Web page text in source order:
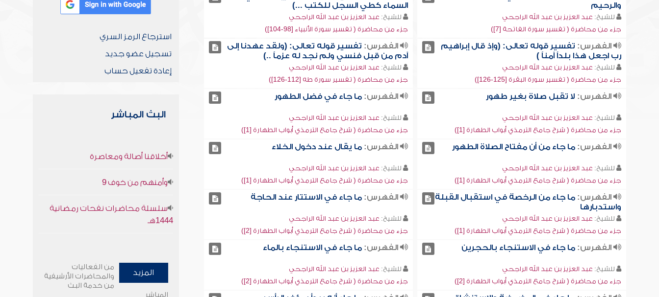
والرحيم
للشيخ: عبد العزيز بن عبد الله الراجحي
جزء من محاضرة ( تفسير سورة الفاتحة [7])
السماء كطي السجل للكتب ...)
للشيخ: عبد العزيز بن عبد الله الراجحي
جزء من محاضرة ( تفسير سورة الأنبياء [98-104])
الفهرس: تفسير قوله تعالى: (وإذ قال إبراهيم
رب اجعل هذا بلداً آمناً )
للشيخ: عبد العزيز بن عبد الله الراجحي
جزء من محاضرة ( تفسير سورة البقرة [125-126])
الفهرس: تفسير قوله تعالى: (ولقد عهدنا إلى
آدم من قبل فنسي ولم نجد له عزماً ..)
للشيخ: عبد العزيز بن عبد الله الراجحي
جزء من محاضرة ( تفسير سورة طه [112-126])
الفهرس: لا تقبل صلاة بغير طهور
للشيخ: عبد العزيز بن عبد الله الراجحي
جزء من محاضرة ( شرح جامع الترمذي أبواب الطهارة [1])
الفهرس: ما جاء في فضل الطهور
للشيخ: عبد العزيز بن عبد الله الراجحي
جزء من محاضرة ( شرح جامع الترمذي أبواب الطهارة [1])
الفهرس:ما جاء من أن مفتاح الصلاة الطهور
للشيخ: عبد العزيز بن عبد الله الراجحي
جزء من محاضرة ( شرح جامع الترمذي أبواب الطهارة [1])
الفهرس: ما يقال عند دخول الخلاء
للشيخ: عبد العزيز بن عبد الله الراجحي
جزء من محاضرة ( شرح جامع الترمذي أبواب الطهارة [1])
الفهرس:ما جاء من الرخصة في استقبال القبلة
واستدبارها
للشيخ: عبد العزيز بن عبد الله الراجحي
جزء من محاضرة ( شرح جامع الترمذي أبواب الطهارة [1])
الفهرس: ما جاء في الاستتار عند الحاجة
للشيخ: عبد العزيز بن عبد الله الراجحي
جزء من محاضرة ( شرح جامع الترمذي أبواب الطهارة [2])
الفهرس:ما جاء في الاستنجاء بالحجرين
للشيخ: عبد العزيز بن عبد الله الراجحي
جزء من محاضرة ( شرح جامع الترمذي أبواب الطهارة [2])
الفهرس: ما جاء في الاستنجاء بالماء
للشيخ: عبد العزيز بن عبد الله الراجحي
جزء من محاضرة ( شرح جامع الترمذي أبواب الطهارة [2])
استرجاع الرمز السري
تسجيل عضو جديد
إعادة تفعيل حساب
البث المباشر
أخلاقنا أصالة ومعاصرة
وأمنهم من خوف 9
سلسلة محاضرات نفحات رمضانية
1444هـ
المزيد
من الفعاليات
والمحاضرات الأرشيفية
من خدمة البث
المباشر